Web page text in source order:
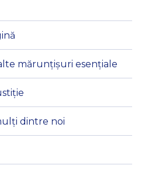
mărunțișuri esențiale
dintre noi